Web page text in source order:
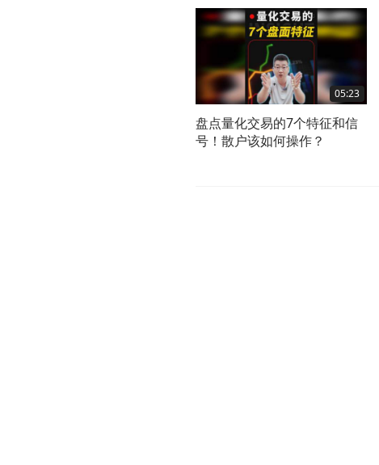
05:23
盘点量化交易的7个特征和信
号！散户该如何操作？